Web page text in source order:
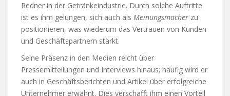
Redner in der Getränkeindustrie. Durch solche Auftritte
ist es ihm gelungen, sich auch als Meinungsmacher zu
positionieren, was wiederum das Vertrauen von Kunden
und Geschäftspartnern stärkt.
Seine Präsenz in den Medien reicht über
Pressemitteilungen und Interviews hinaus; häufig wird er
auch in Geschäftsberichten und Artikel über erfolgreiche
Unternehmer erwähnt. Dies verschafft ihm einen Vorteil